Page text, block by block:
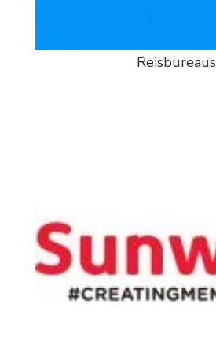
Reisbureaus